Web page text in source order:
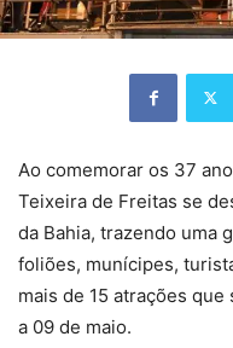
Ao comemorar os 37
Teixeira de Freitas se
da Bahia, trazendo uma
foliões, munícipes,
mais de 15 atrações
a 09 de maio.